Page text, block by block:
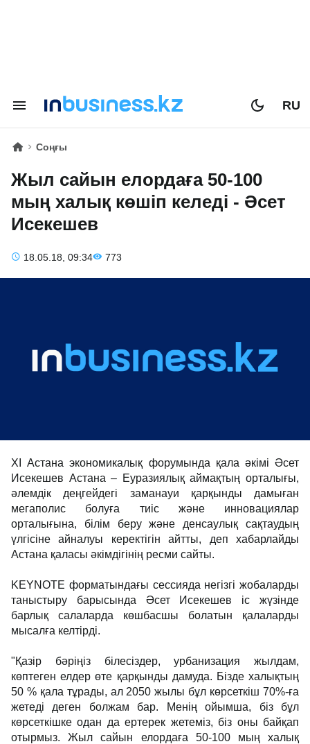
RU
Соңғы
Жыл сайын елордаға 50-100
мың халық көшіп келеді - Әсет
Исекешев
18.05.18, 09:34 773
ХІ Астана экономикалық форумында қала әкімі Әсет
Исекешев Астана – Еуразиялық аймақтың орталығы,
әлемдік деңгейдегі заманауи қарқынды дамыған
мегаполис болуға тиіс және инновациялар
орталығына, білім беру және денсаулық сақтаудың
үлгісіне айналуы керектігін айтты, деп хабарлайды
Астана қаласы әкімдігінің ресми сайты.
KEYNOTE форматындағы сессияда негізгі жобаларды
таныстыру барысында Әсет Исекешев іс жүзінде
барлық салаларда көшбасшы болатын қалаларды
мысалға келтірді.
"Қазір бәріңіз білесіздер, урбанизация жылдам,
көптеген елдер өте қарқынды дамуда. Бізде халықтың
50 % қала тұрады, ал 2050 жылы бұл көрсеткіш 70%-ға
жетеді деген болжам бар. Менің ойымша, біз бұл
көрсеткішке одан да ертерек жетеміз, біз оны байқап
отырмыз. Жыл сайын елордаға 50-100 мың халық